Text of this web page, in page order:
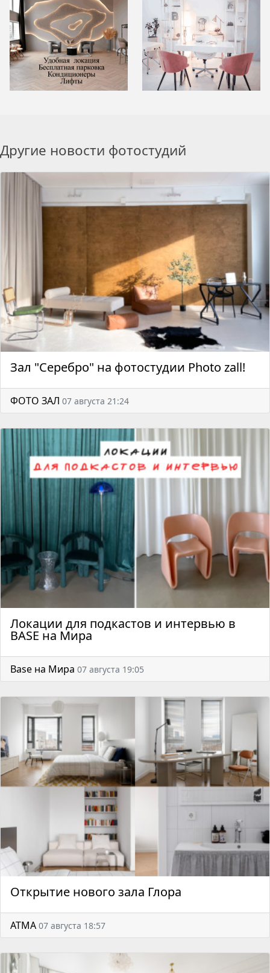
Другие новости фотостудий
Зал "Серебро" на фотостудии Photo zall!
ФОТО ЗАЛ 07 августа 21:24
Локации для подкастов и интервью в
BASE на Мира
Base на Мира 07 августа 19:05
Открытие нового зала Глора
АТМА 07 августа 18:57